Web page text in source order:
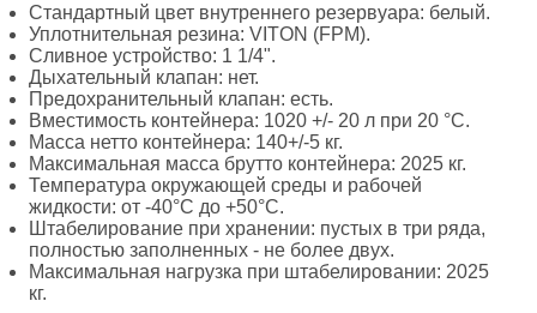
Стандартный цвет внутреннего резервуара: белый.
Уплотнительная резина: VITON (FPM).
Сливное устройство: 1 1/4".
Дыхательный клапан: нет.
Предохранительный клапан: есть.
Вместимость контейнера: 1020 +/- 20 л при 20 °С.
Масса нетто контейнера: 140+/-5 кг.
Максимальная масса брутто контейнера: 2025 кг.
Температура окружающей среды и рабочей
жидкости: от -40°С до +50°С.
Штабелирование при хранении: пустых в три ряда,
полностью заполненных - не более двух.
Максимальная нагрузка при штабелировании: 2025
кг.